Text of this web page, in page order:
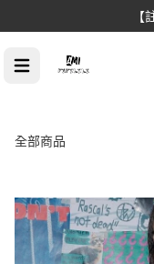
全部商品